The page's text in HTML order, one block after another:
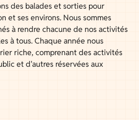
des balades et sorties pour
et ses environs. Nous sommes
à rendre chacune de nos activités
à tous. Chaque année nous
riche, comprenant des activités
et d'autres réservées aux